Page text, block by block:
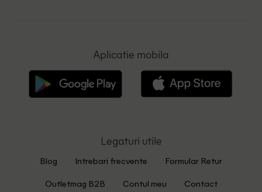
Aplicatie mobila
Legaturi utile
Blog Intrebari frecvente Formular Retur
Outletmag B2B Contul meu Contact